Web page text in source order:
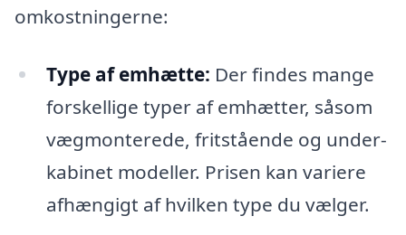
omkostningerne:
Type af emhætte: Der findes mange
forskellige typer af emhætter, såsom
vægmonterede, fritstående og under-
kabinet modeller. Prisen kan variere
afhængigt af hvilken type du vælger.